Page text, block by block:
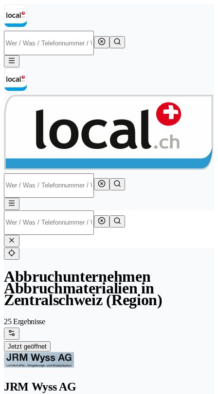
Abbruchunternehmen
Abbruchmaterialien in
Zentralschweiz (Region)
25 Ergebnisse
Jetzt geöffnet
JRM Wyss AG